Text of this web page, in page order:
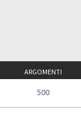
ARGOMENTI
500